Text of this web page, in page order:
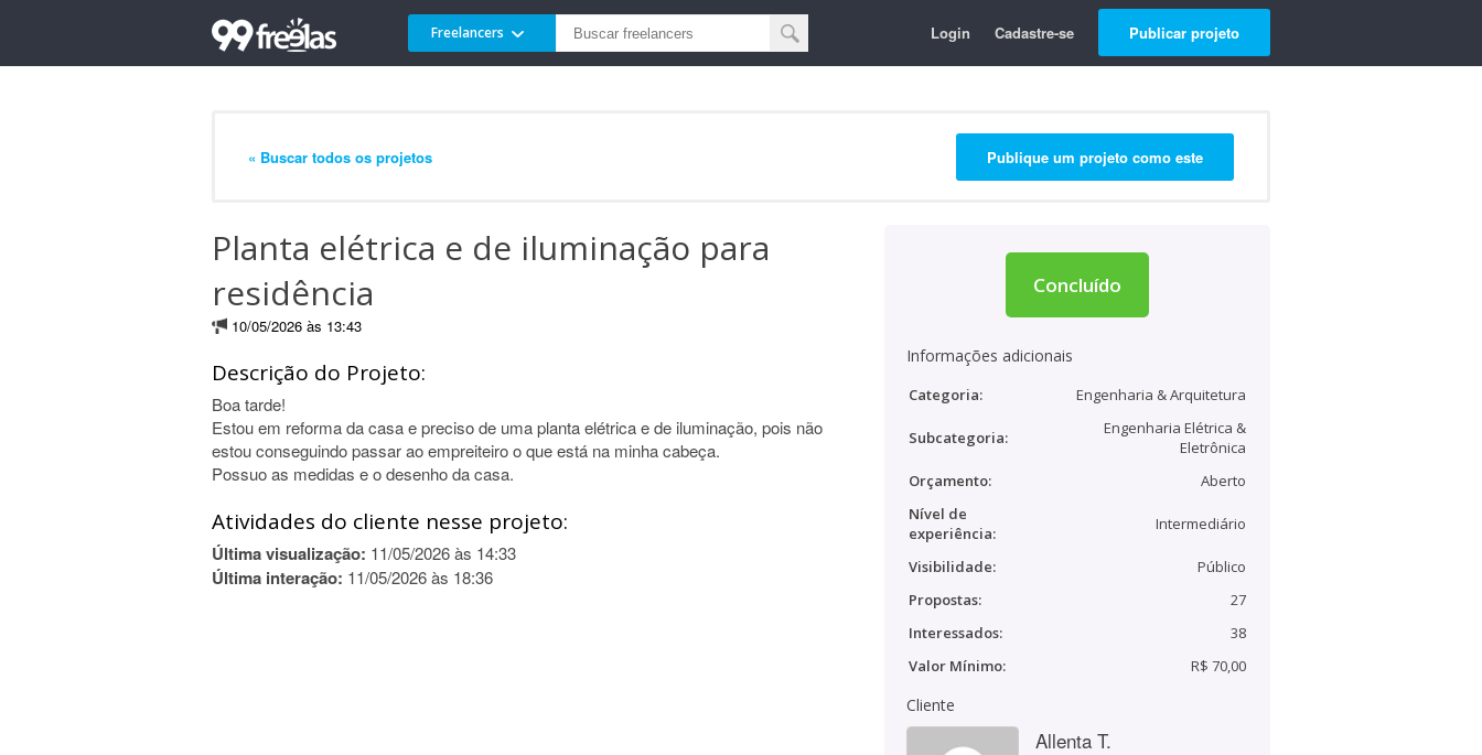
Freelancers Login Cadastre-se Publicar projeto
« Buscar todos os projetos Publique um projeto como este
Planta elétrica e de iluminação para
residência
10/05/2026 às 13:43
Descrição do Projeto:
Boa tarde!
Estou em reforma da casa e preciso de uma planta elétrica e de iluminação, pois não
estou conseguindo passar ao empreiteiro o que está na minha cabeça.
Possuo as medidas e o desenho da casa.
Atividades do cliente nesse projeto:
Última visualização: 11/05/2026 às 14:33
Última interação: 11/05/2026 às 18:36
Concluído
Informações adicionais
Categoria: Engenharia & Arquitetura
Subcategoria:
Engenharia Elétrica &
Eletrônica
Orçamento:
Aberto
Nível de
experiência:
Intermediário
Visibilidade:
Público
Propostas:
27
Interessados:
38
Valor Mínimo:
R$ 70,00
Cliente
Allenta T.